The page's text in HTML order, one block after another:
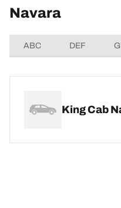
Navara
ABC DEF
King Cab